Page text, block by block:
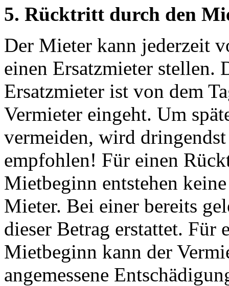
5. Rücktritt durch den
Der Mieter kann jederzeit
einen Ersatzmieter
Ersatzmieter ist von dem
Vermieter eingeht. Um
vermeiden, wird
empfohlen! Für einen
Mietbeginn entstehen
Mieter. Bei einer bereits
dieser Betrag erstattet.
Mietbeginn kann der
angemessene